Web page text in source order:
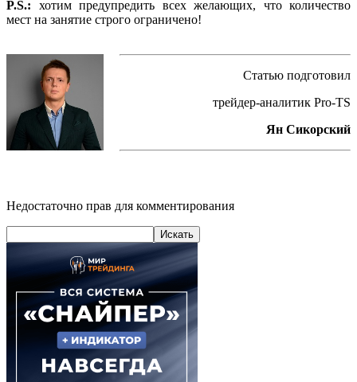
P.S.: хотим предупредить всех желающих, что количество
мест на занятие строго ограничено!
Статью подготовил
трейдер-аналитик Pro-TS
Ян Сикорский
Недостаточно прав для комментирования